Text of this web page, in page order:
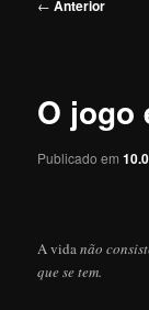
← Anterior
O jogo
Publicado em
A vidanão
que se tem.